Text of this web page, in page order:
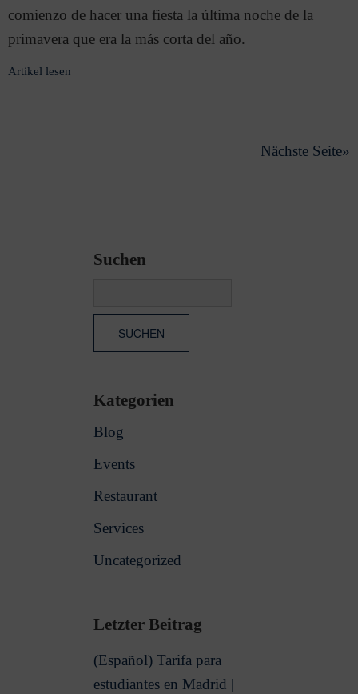
comienzo de hacer una fiesta la última noche de la
primavera que era la más corta del año.
Artikel lesen
Nächste Seite»
Suchen
Kategorien
Blog
Events
Restaurant
Services
Uncategorized
Letzter Beitrag
(Español) Tarifa para
estudiantes en Madrid |